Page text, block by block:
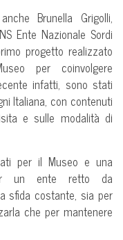
Brunella Grigolli,
Ente Nazionale Sordi
progetto realizzato
per coinvolgere
infatti, sono stati
Italiana, con contenuti
e sulle modalità di
per il Museo e una
un ente retto da
sfida costante, sia per
che per mantenere